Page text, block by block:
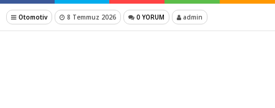
Otomotiv 8 Temmuz 2026 0 YORUM admin